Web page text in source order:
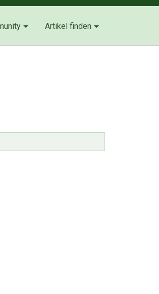
Artikel finden